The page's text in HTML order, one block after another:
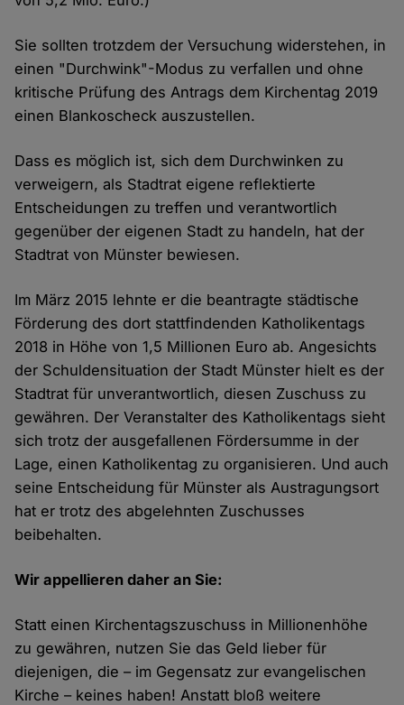
Sie sollten trotzdem der Versuchung widerstehen, in
einen "Durchwink"-Modus zu verfallen und ohne
kritische Prüfung des Antrags dem Kirchentag 2019
einen Blankoscheck auszustellen.
Dass es möglich ist, sich dem Durchwinken zu
verweigern, als Stadtrat eigene reflektierte
Entscheidungen zu treffen und verantwortlich
gegenüber der eigenen Stadt zu handeln, hat der
Stadtrat von Münster bewiesen.
Im März 2015 lehnte er die beantragte städtische
Förderung des dort stattfindenden Katholikentags
2018 in Höhe von 1,5 Millionen Euro ab. Angesichts
der Schuldensituation der Stadt Münster hielt es der
Stadtrat für unverantwortlich, diesen Zuschuss zu
gewähren. Der Veranstalter des Katholikentags sieht
sich trotz der ausgefallenen Fördersumme in der
Lage, einen Katholikentag zu organisieren. Und auch
seine Entscheidung für Münster als Austragungsort
hat er trotz des abgelehnten Zuschusses
beibehalten.
Wir appellieren daher an Sie:
Statt einen Kirchentagszuschuss in Millionenhöhe
zu gewähren, nutzen Sie das Geld lieber für
diejenigen, die – im Gegensatz zur evangelischen
Kirche – keines haben! Anstatt bloß weitere
Cookies